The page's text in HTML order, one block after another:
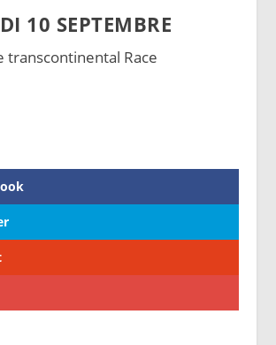
10 SEPTEMBRE
transcontinental Race